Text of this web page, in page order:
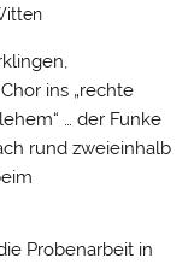
ins „rechte
… der Funke
rund zweieinhalb
Probenarbeit in